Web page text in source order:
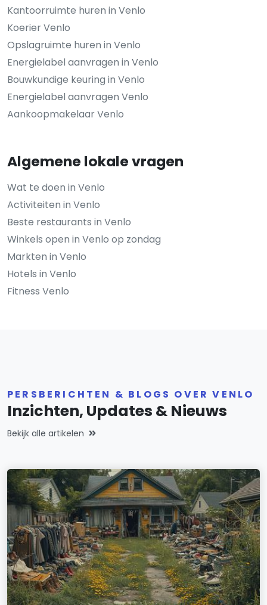
Kantoorruimte huren in Venlo
Koerier Venlo
Opslagruimte huren in Venlo
Energielabel aanvragen in Venlo
Bouwkundige keuring in Venlo
Energielabel aanvragen Venlo
Aankoopmakelaar Venlo
Algemene lokale vragen
Wat te doen in Venlo
Activiteiten in Venlo
Beste restaurants in Venlo
Winkels open in Venlo op zondag
Markten in Venlo
Hotels in Venlo
Fitness Venlo
PERSBERICHTEN & BLOGS OVER VENLO
Inzichten, Updates & Nieuws
Bekijk alle artikelen